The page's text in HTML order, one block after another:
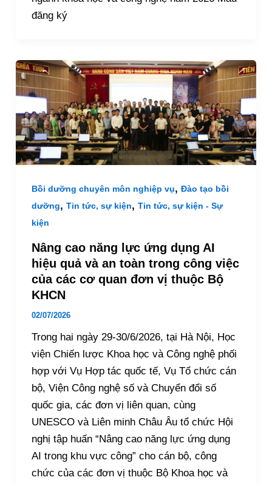
đăng ký
Bồi dưỡng chuyên môn nghiệp vụ, Đào tạo bồi
dưỡng, Tin tức, sự kiện, Tin tức, sự kiện - Sự
kiện
Nâng cao năng lực ứng dụng AI
hiệu quả và an toàn trong công việc
của các cơ quan đơn vị thuộc Bộ
KHCN
02/07/2026
Trong hai ngày 29-30/6/2026, tại Hà Nội, Học
viện Chiến lược Khoa học và Công nghệ phối
hợp với Vụ Hợp tác quốc tế, Vụ Tổ chức cán
bộ, Viện Công nghệ số và Chuyển đổi số
quốc gia, các đơn vị liên quan, cùng
UNESCO và Liên minh Châu Âu tổ chức Hội
nghị tập huấn “Nâng cao năng lực ứng dụng
AI trong khu vực công” cho cán bộ, công
chức của các đơn vị thuộc Bộ Khoa học và